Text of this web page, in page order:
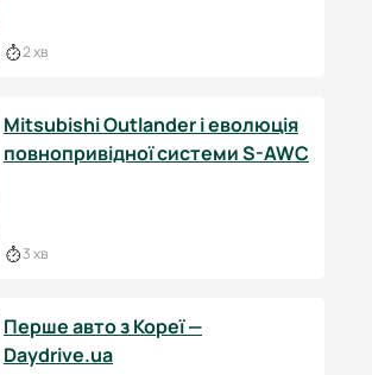
2 хв
Mitsubishi Outlander і еволюція
повнопривідної системи S-AWC
3 хв
Перше авто з Кореї —
Daydrive.ua